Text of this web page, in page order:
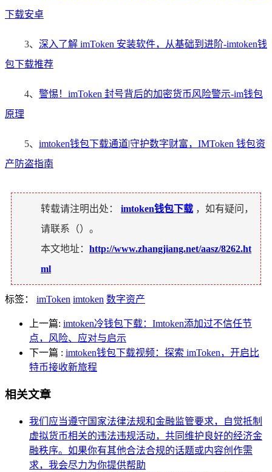
下载安卓
3、 深入了解 imToken 安装软件，从基础到进阶-imtoken钱
包下载推荐
4、 警惕！imToken 封号背后的加密货币风险警示-im钱包
原理
5、 imtoken钱包下载通道|守护数字财富，IMToken 钱包资
产防盗指南
转载请注明出处： imtoken钱包下载 ，如有疑问，
请联系（）。
本文地址： http://www.zhangjiang.net/aasz/8262.ht
ml
标签： imToken imtoken 数字资产
上一篇: imtoken冷钱包下载：Imtoken添加过不信任节
点，风险、应对与启示
下一篇 : imtoken钱包下载视频：探索 imToken，开启比
特币接收新旅程
相关文章
我们应当遵守国家法律法规和金融监管要求，自觉抵制
虚拟货币相关的违法违规活动，共同维护良好的经济金
融秩序。如果你有其他合法合规的话题或内容创作需
求，我会尽力为你提供帮助